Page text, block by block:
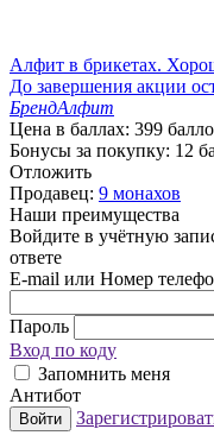
Алфит в брикетах.
До завершения акции
БрендАлфит
Цена в баллах: 399
Бонусы за покупку: 12
Отложить
Продавец: 9 монахов
Наши преимущества
Войдите в учётную
ответе
E-mail или Номер
Пароль
Вход по коду
Запомнить меня
Антибот
Войти